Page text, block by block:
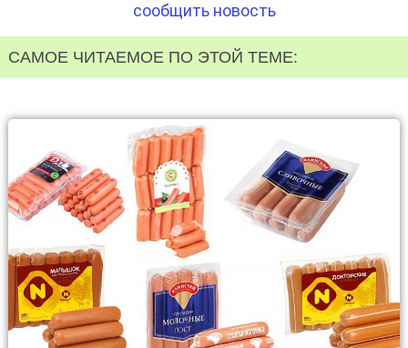
сообщить новость
САМОЕ ЧИТАЕМОЕ ПО ЭТОЙ ТЕМЕ: